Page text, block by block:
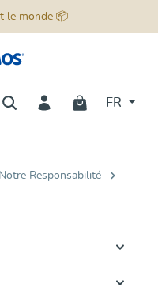
le monde 📦
FR
Notre Responsabilité